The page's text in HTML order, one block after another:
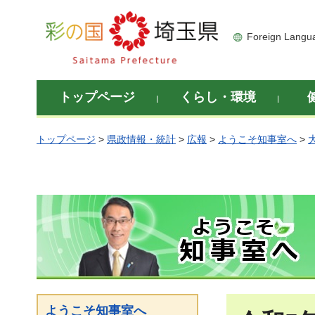
彩の国 埼玉県
Foreign
トップページ くらし・環境
トップページ > 県政情報・統計 > 広報 > ようこそ知事室へ >
ようこそ知事室へ